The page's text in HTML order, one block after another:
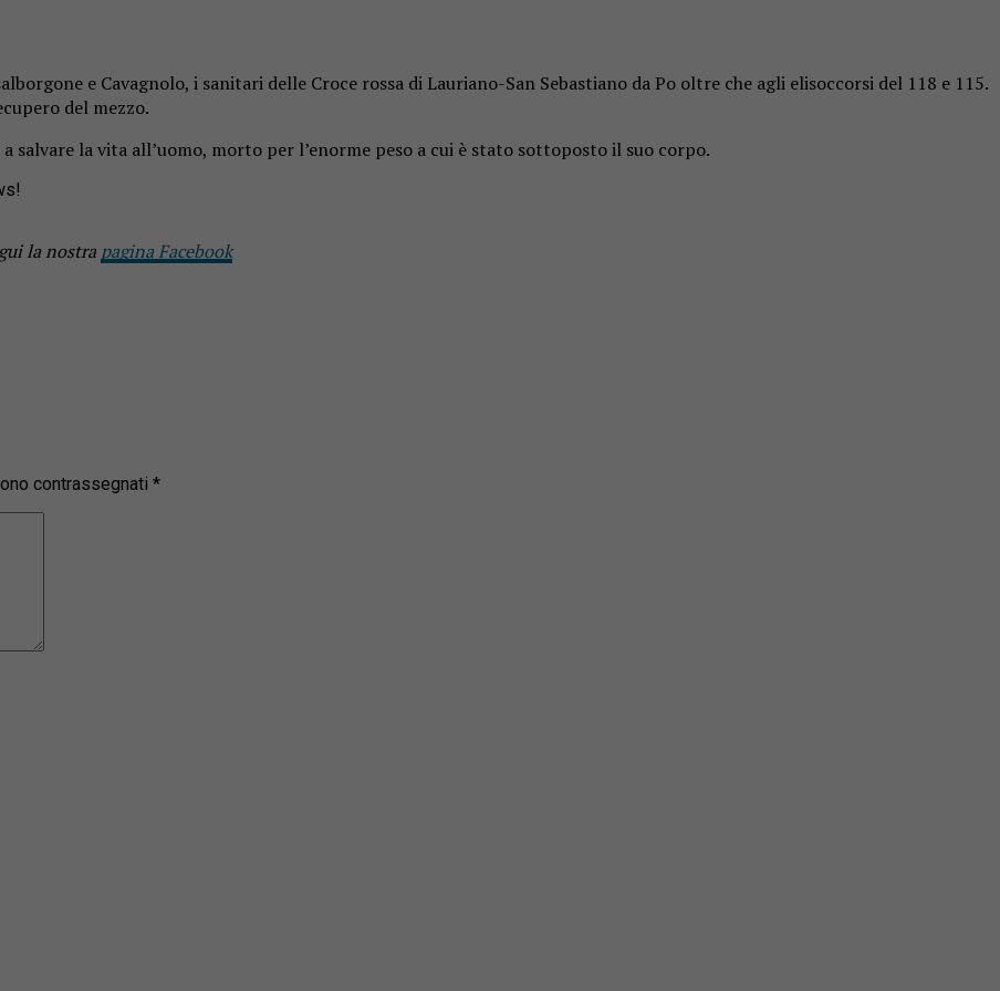
e Cavagnolo, i sanitari delle Croce rossa di Lauriano-San Sebastiano da Po oltre che agli elisoccorsi del 118 e 115.
del mezzo.
salvare la vita all’uomo, morto per l’enorme peso a cui è stato sottoposto il suo corpo.
la nostra pagina Facebook
contrassegnati *